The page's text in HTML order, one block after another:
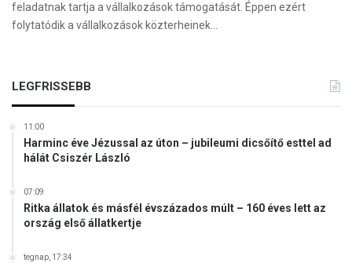
feladatnak tartja a vállalkozások támogatását. Éppen ezért
folytatódik a vállalkozások közterheinek…
LEGFRISSEBB
11:00
Harminc éve Jézussal az úton – jubileumi dicsőítő esttel ad
hálát Csiszér László
07:09
Ritka állatok és másfél évszázados múlt – 160 éves lett az
ország első állatkertje
tegnap, 17:34